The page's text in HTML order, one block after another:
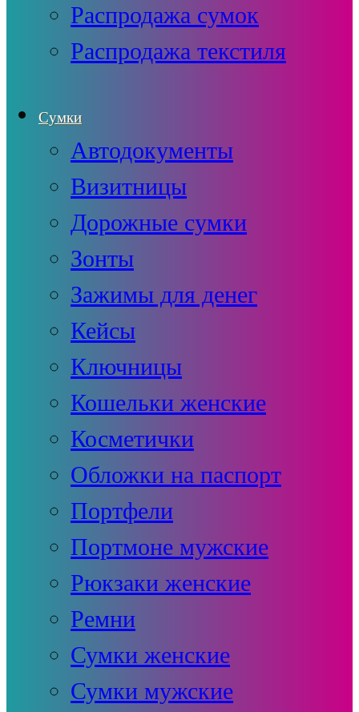
Распродажа сумок
Распродажа текстиля
Сумки
Автодокументы
Визитницы
Дорожные сумки
Зонты
Зажимы для денег
Кейсы
Ключницы
Кошельки женские
Косметички
Обложки на паспорт
Портфели
Портмоне мужские
Рюкзаки женские
Ремни
Сумки женские
Сумки мужские